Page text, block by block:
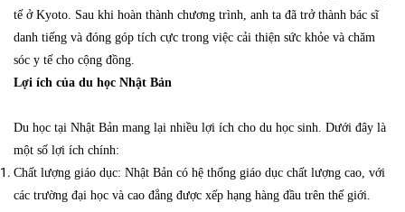
tế ở Kyoto. Sau khi hoàn thành chương trình, anh ta đã trở thành bác sĩ
danh tiếng và đóng góp tích cực trong việc cải thiện sức khỏe và chăm
sóc y tế cho cộng đồng.
Lợi ích của du học Nhật Bản
Du học tại Nhật Bản mang lại nhiều lợi ích cho du học sinh. Dưới đây là
một số lợi ích chính:
Chất lượng giáo dục: Nhật Bản có hệ thống giáo dục chất lượng cao, với
các trường đại học và cao đẳng được xếp hạng hàng đầu trên thế giới.